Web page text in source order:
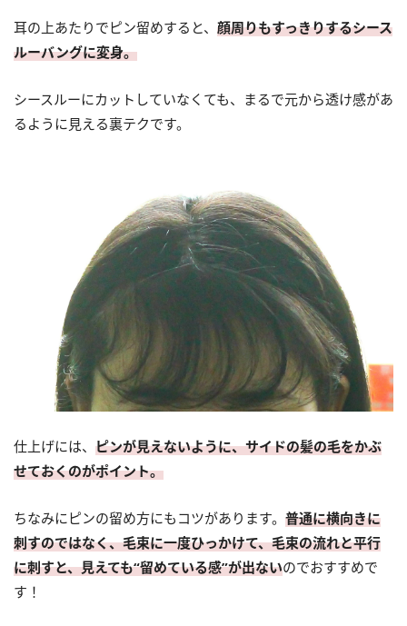
耳の上あたりでピン留めすると、 顔周りもすっきりするシース
ルーバングに変身。
シースルーにカットしていなくても、まるで元から透け感があ
るように見える裏テクです。
仕上げには、 ピンが見えないように、サイドの髪の毛をかぶ
せておくのがポイント。
ちなみにピンの留め方にもコツがあります。 普通に横向きに
刺すのではなく、毛束に一度ひっかけて、毛束の流れと平行
に刺すと、見えても“留めている感”が出ないのでおすすめで
す！